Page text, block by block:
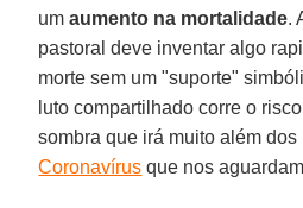
umaumento na mortalidade.
pastoral deve inventar algo
morte sem um "suporte"
luto compartilhado corre o
sombra que irá muito além
Coronavírus que nos